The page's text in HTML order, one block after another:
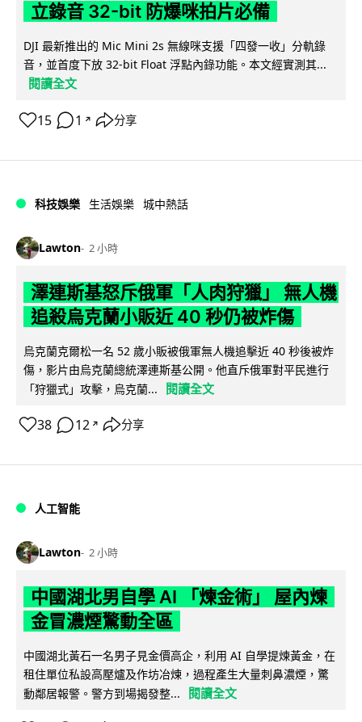
立錄音 32-bit 防爆咪拍片必備
DJI 最新推出的 Mic Mini 2s 無線咪支援「四發一收」分軌錄
音，並首度下放 32-bit Float 浮點內錄功能。本文經實測其...
閱讀全文
15 1 ↗ 分享
科技娛樂 生活娛樂 城中熱話
Lawton 2 小時
澤連斯基怒斥俄軍「人肉狩獵」 無人機
追殺烏克蘭小販近 40 秒仍被炸傷
烏克蘭克爾松一名 52 歲小販被俄軍無人機追擊近 40 秒後被炸
傷，影片由烏克蘭總統澤連斯基公開。他直斥俄軍對平民進行
「狩獵式」攻擊，烏克蘭...
閱讀全文
38 12 ↗ 分享
人工智能
Lawton 2 小時
中國湖北男自學 AI 「煉金術」 屋內煉
金冒濃煙驚動全區
中國湖北黃石一名男子見金價高企，利用 AI 自學提煉黃金，在
租住單位私設高壓爐及作坊冶煉，過程產生大量刺鼻濃煙，驚
動鄰居報警。警方到場揭發整...
閱讀全文